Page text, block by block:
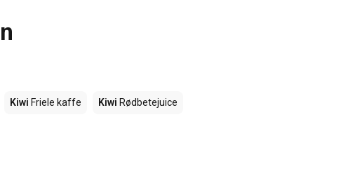
Kiwi Friele kaffe Kiwi Rødbetejuice